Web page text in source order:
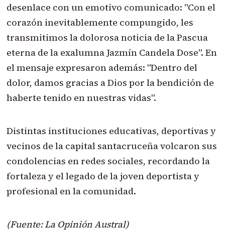
desenlace con un emotivo comunicado: "Con el
corazón inevitablemente compungido, les
transmitimos la dolorosa noticia de la Pascua
eterna de la exalumna Jazmín Candela Dose". En
el mensaje expresaron además: "Dentro del
dolor, damos gracias a Dios por la bendición de
haberte tenido en nuestras vidas".
Distintas instituciones educativas, deportivas y
vecinos de la capital santacruceña volcaron sus
condolencias en redes sociales, recordando la
fortaleza y el legado de la joven deportista y
profesional en la comunidad.
(Fuente: La Opinión Austral)